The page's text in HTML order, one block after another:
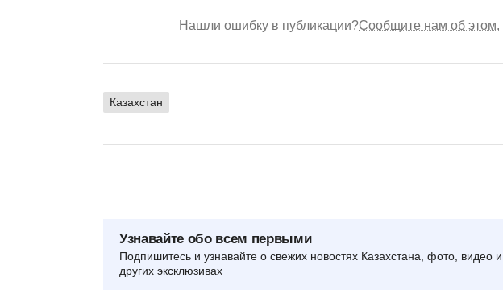
Нашли ошибку в публикации?Сообщите нам об этом.
Казахстан
Узнавайте обо всем первыми
Подпишитесь и узнавайте о свежих новостях Казахстана, фото, видео и
других эксклюзивах